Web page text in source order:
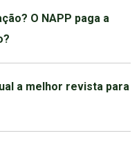
O NAPP paga a
a melhor revista para